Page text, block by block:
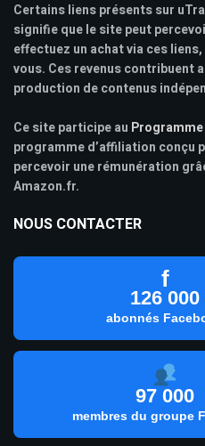
Certains liens présents sur
signifie que le site peut
effectuez un achat via ces
vous. Ces revenus contribuent
production de contenus
Ce site participe au
programme d’affiliation conçu
percevoir une rémunération
Amazon.fr.
NOUS CONTACTER
f
126 000
abonnés
97 000
membres du groupe